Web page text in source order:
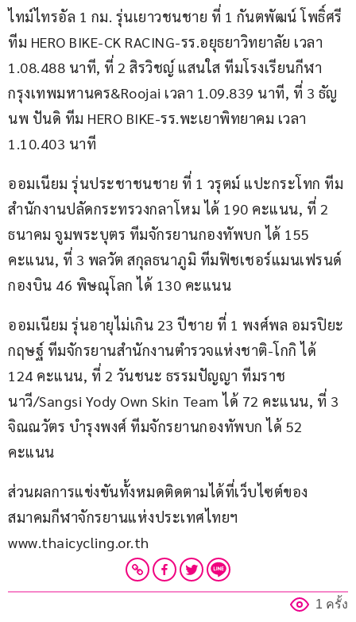
ไทม์ไทรอัล 1 กม. รุ่นเยาวชนชาย ที่ 1 กันตพัฒน์ โพธิ์ศรี
ทีม HERO BIKE-CK RACING-รร.อยุธยาวิทยาลัย เวลา
1.08.488 นาที, ที่ 2 สิรวิชญ์ แสนใส ทีมโรงเรียนกีฬา
กรุงเทพมหานคร&Roojai เวลา 1.09.839 นาที, ที่ 3 ธัญ
นพ ปันดิ ทีม HERO BIKE-รร.พะเยาพิทยาคม เวลา
1.10.403 นาที
ออมเนียม รุ่นประชาชนชาย ที่ 1 วรุตม์ แปะกระโทก ทีม
สำนักงานปลัดกระทรวงกลาโหม ได้ 190 คะแนน, ที่ 2
ธนาคม จูมพระบุตร ทีมจักรยานกองทัพบก ได้ 155
คะแนน, ที่ 3 พลวัต สกุลธนาภูมิ ทีมฟิชเชอร์แมนเฟรนด์
กองบิน 46 พิษณุโลก ได้ 130 คะแนน
ออมเนียม รุ่นอายุไม่เกิน 23 ปีชาย ที่ 1 พงศ์พล อมรปิยะ
กฤษฐ์ ทีมจักรยานสำนักงานตำรวจแห่งชาติ-โกกิ ได้
124 คะแนน, ที่ 2 วันชนะ ธรรมปัญญา ทีมราช
นาวี/Sangsi Yody Own Skin Team ได้ 72 คะแนน, ที่ 3
จิณณวัตร บำรุงพงศ์ ทีมจักรยานกองทัพบก ได้ 52
คะแนน
ส่วนผลการแข่งขันทั้งหมดติดตามได้ที่เว็บไซต์ของ
สมาคมกีฬาจักรยานแห่งประเทศไทยฯ
www.thaicycling.or.th
1 ครั้ง